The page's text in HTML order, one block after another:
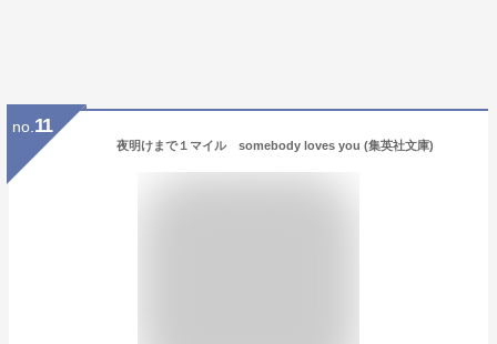
no. 11
夜明けまで１マイル somebody loves you (集英社文庫)